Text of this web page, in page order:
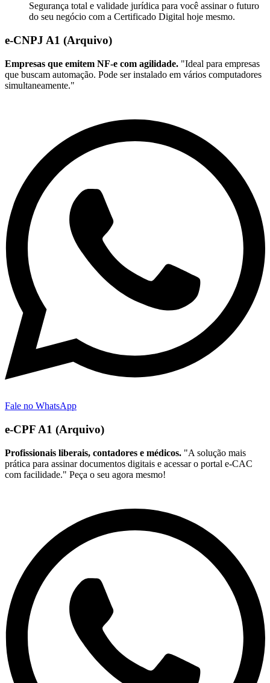
Segurança total e validade jurídica para você assinar o futuro
do seu negócio com a Certificado Digital hoje mesmo.
e-CNPJ A1 (Arquivo)
Empresas que emitem NF-e com agilidade. "Ideal para empresas
que buscam automação. Pode ser instalado em vários computadores
simultaneamente."
Fale no WhatsApp
e-CPF A1 (Arquivo)
Profissionais liberais, contadores e médicos. "A solução mais
prática para assinar documentos digitais e acessar o portal e-CAC
com facilidade." Peça o seu agora mesmo!